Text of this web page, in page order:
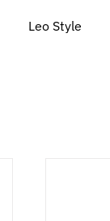
Leo Style